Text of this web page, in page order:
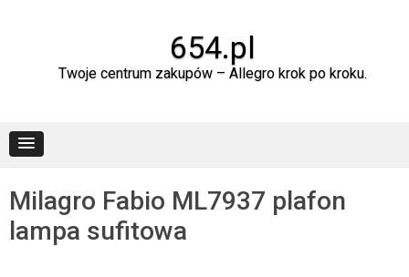
654.pl
Twoje centrum zakupów – Allegro krok po kroku.
Milagro Fabio ML7937 plafon
lampa sufitowa